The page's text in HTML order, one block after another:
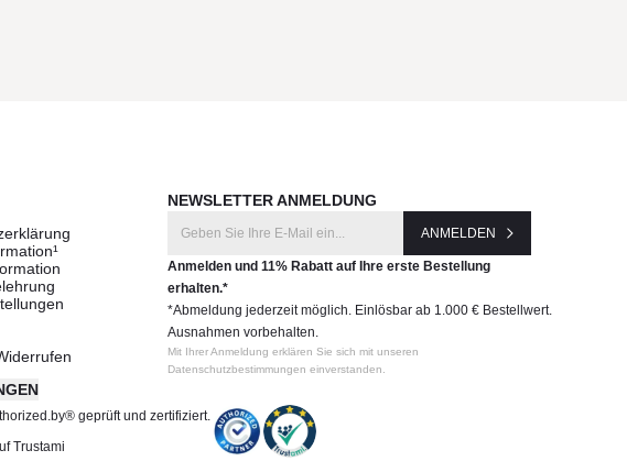
NEWSLETTER ANMELDUNG
ANMELDEN
Anmelden und 11% Rabatt auf Ihre erste Bestellung
erhalten.*
*Abmeldung jederzeit möglich. Einlösbar ab 1.000 € Bestellwert.
Ausnahmen vorbehalten.
Mit Ihrer Anmeldung erklären Sie sich mit unseren
Datenschutzbestimmungen einverstanden.
geprüft und zertifiziert.
Trustami